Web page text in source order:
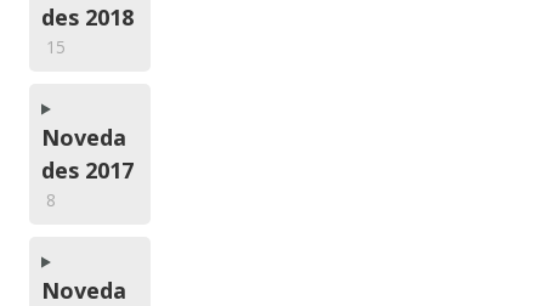
des 2018
15
Noveda
des 2017
8
Noveda